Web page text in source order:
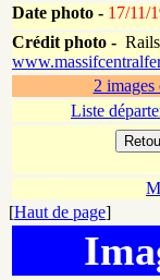
Date photo - 17/11/
Crédit photo -
2 images
Liste
[Haut de page]